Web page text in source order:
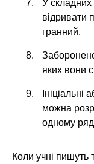
У
відривати
гранний.
яких вони
можна
одному
Коли учні пишуть